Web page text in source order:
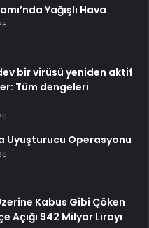
Yağışlı Hava
bir virüsü yeniden aktif
Tüm dengeleri
Uyuşturucu Operasyonu
Kabus Gibi Çöken
Açığı 942 Milyar Lirayı